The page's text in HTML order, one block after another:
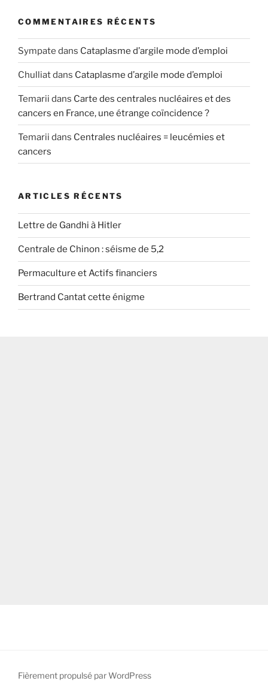
COMMENTAIRES RÉCENTS
Sympate dans Cataplasme d’argile mode d’emploi
Chulliatdans Cataplasme d’argile mode d’emploi
Temarii dans Carte des centrales nucléaires et des
cancers en France, une étrange coïncidence ?
Temarii dans Centrales nucléaires = leucémies et
cancers
ARTICLES RÉCENTS
Lettre de Gandhi à Hitler
Centrale de Chinon : séisme de 5,2
Permaculture et Actifs financiers
Bertrand Cantat cette énigme
Fièrement propulsé par WordPress